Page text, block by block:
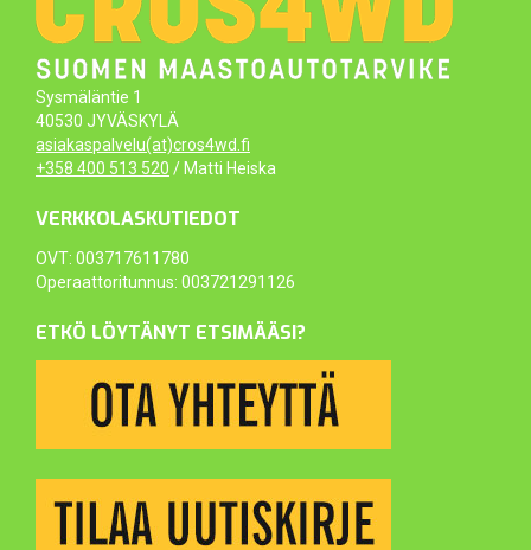
Sysmäläntie 1
40530 JYVÄSKYLÄ
asiakaspalvelu(at)cros4wd.fi
+358 400 513 520 / Matti Heiska
VERKKOLASKUTIEDOT
OVT: 003717611780
Operaattoritunnus: 003721291126
ETKÖ LÖYTÄNYT ETSIMÄÄSI?